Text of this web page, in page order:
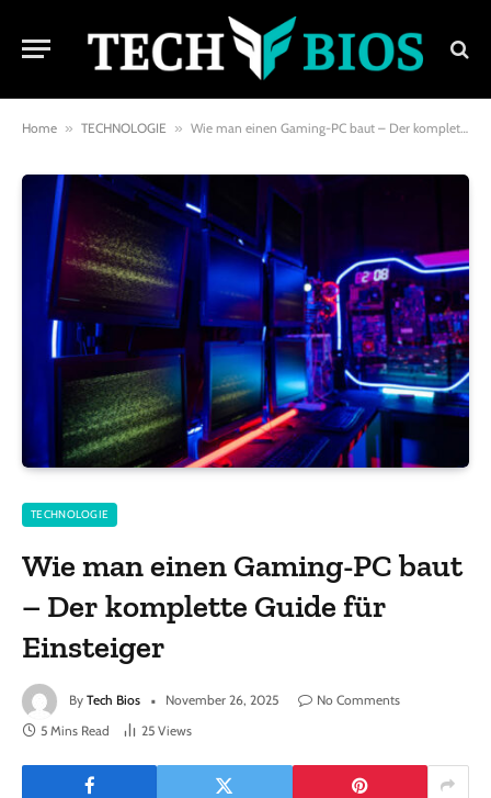
Home » TECHNOLOGIE » Wie man einen Gaming-PC baut – Der komplette Guide für Einsteiger
TECHNOLOGIE
Wie man einen Gaming-PC baut
– Der komplette Guide für
Einsteiger
By Tech Bios November 26, 2025
No Comments
5 Mins Read
25 Views